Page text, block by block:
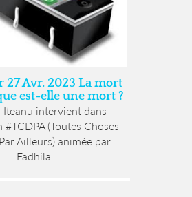
27 Avr. 2023 La mort
est-elle une mort ?
intervient dans
#TCDPA (Toutes Choses
Ailleurs) animée par
Fadhila...